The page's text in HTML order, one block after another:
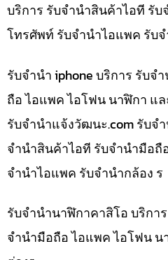
บริการ รับจำนำสินค้าไอที รั
โทรศัพท์ รับจำนำไอแพค รับจ
รับจำนำ iphone บริการ รับจ
ถือ ไอแพค ไอโฟน นาฬิกา แ
รับจํานําแจ้งวัฒนะ.com รับจ
จำนำสินค้าไอที รับจำนำมือถื
จำนำไอแพค รับจำนำกล้อง ร
รับจำนำนาฬิกาคาสิโอ บริกา
จำนำมือถือ ไอแพค ไอโฟน